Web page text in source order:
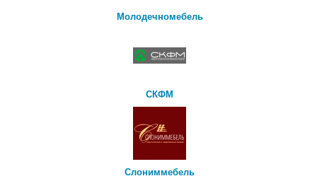
Молодечномебель
СКФМ
Слониммебель